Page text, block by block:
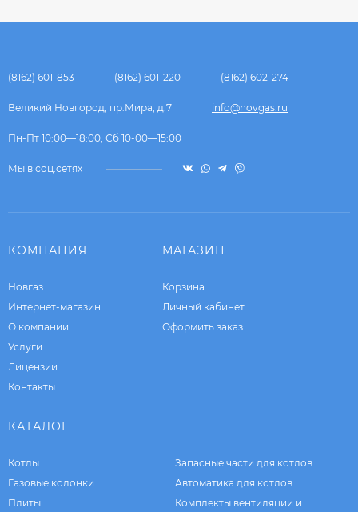
(8162) 601-853 (8162) 601-220 (8162) 602-274
Великий Новгород, пр.Мира, д.7 info@novgas.ru
Пн-Пт 10:00—18:00, Сб 10-00—15:00
Мы в соц.сетях
КОМПАНИЯ
Новгаз
Интернет-магазин
О компании
Услуги
Лицензии
Контакты
МАГАЗИН
Корзина
Личный кабинет
Оформить заказ
КАТАЛОГ
Котлы
Газовые колонки
Плиты
Запасные части для котлов
Автоматика для котлов
Комплекты вентиляции и